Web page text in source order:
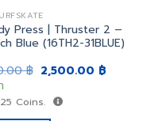
Press | Thruster 2 –
Blue (16TH2-31BLUE)
฿ Original
price
7,990.00 ฿.
2,500.00 ฿
25 Coins.